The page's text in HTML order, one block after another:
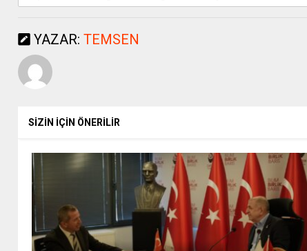
YAZAR:TEMSEN
SİZİN İÇİN ÖNERİLİR